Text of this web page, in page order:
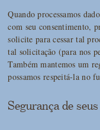
Quando processamos
com seu consentimento,
solicite para cessar tal
tal solicitação (para nos
Também mantemos um
possamos respeitá-la no
Segurança de